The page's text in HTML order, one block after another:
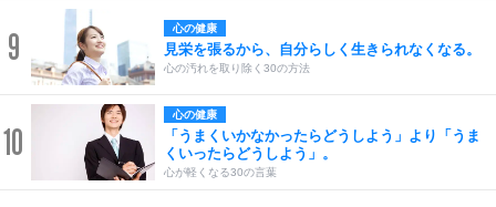
9 心の健康
見栄を張るから、自分らしく生きられなくなる。
心の汚れを取り除く30の方法
10
心の健康
「うまくいかなかったらどうしよう」より「うま
くいったらどうしよう」。
心が軽くなる30の言葉